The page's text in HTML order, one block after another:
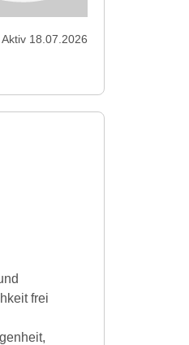
18.07.2026
frei